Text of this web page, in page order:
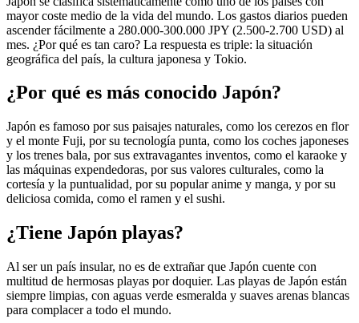
mayor coste medio de la vida del mundo. Los gastos diarios pueden
ascender fácilmente a 280.000-300.000 JPY (2.500-2.700 USD) al
mes. ¿Por qué es tan caro? La respuesta es triple: la situación
geográfica del país, la cultura japonesa y Tokio.
¿Por qué es más conocido Japón?
Japón es famoso por sus paisajes naturales, como los cerezos en flor
y el monte Fuji, por su tecnología punta, como los coches japoneses
y los trenes bala, por sus extravagantes inventos, como el karaoke y
las máquinas expendedoras, por sus valores culturales, como la
cortesía y la puntualidad, por su popular anime y manga, y por su
deliciosa comida, como el ramen y el sushi.
¿Tiene Japón playas?
Al ser un país insular, no es de extrañar que Japón cuente con
multitud de hermosas playas por doquier. Las playas de Japón están
siempre limpias, con aguas verde esmeralda y suaves arenas blancas
para complacer a todo el mundo.